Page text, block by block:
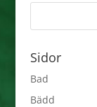
Sidor
Bad
Bädd